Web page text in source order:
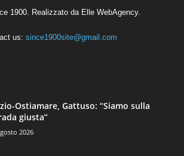
1900. Realizzato da Elle WebAgency.
us: since1900site@gmail.com
Ostiamare, Gattuso: “Siamo sulla
giusta”
2026